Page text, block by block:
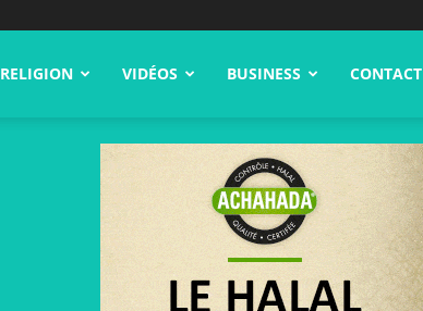
RELIGION VIDÉOS BUSINESS CONTACT